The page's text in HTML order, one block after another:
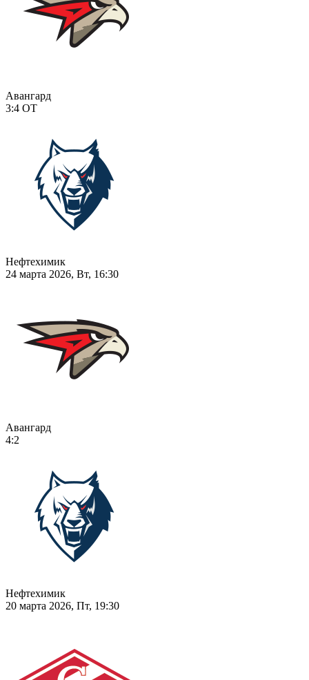
Авангард
3:4 ОТ
Нефтехимик
24 марта 2026, Вт, 16:30
Авангард
4:2
Нефтехимик
20 марта 2026, Пт, 19:30